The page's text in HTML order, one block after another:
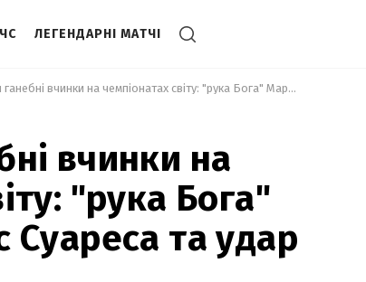
ЛЕГЕНДАРНІ МАТЧІ
Найбільш ганебні вчинки на чемпіонатах світу: "рука Бога" Марадони, укус Суареса та удар Зідана
вчинки на
"рука Бога"
Суареса та удар